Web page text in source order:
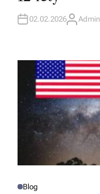
N
02.02.2026A
R
Admin
P Blog